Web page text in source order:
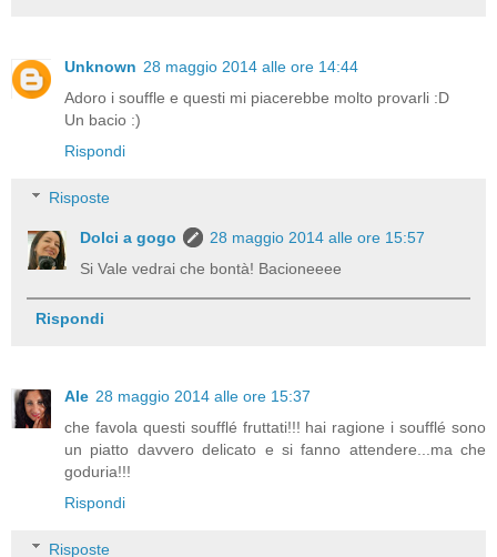
Unknown 28 maggio 2014 alle ore 14:44
Adoro i souffle e questi mi piacerebbe molto provarli :D
Un bacio :)
Rispondi
Risposte
Dolci a gogo
28 maggio 2014 alle ore 15:57
Si Vale vedrai che bontà! Bacioneeee
Rispondi
Ale 28 maggio 2014 alle ore 15:37
che favola questi soufflé fruttati!!! hai ragione i soufflé sono
un piatto davvero delicato e si fanno attendere...ma che
goduria!!!
Rispondi
Risposte